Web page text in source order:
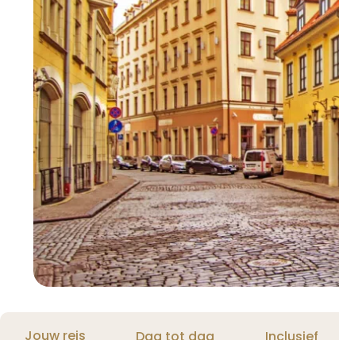
Jouw reis